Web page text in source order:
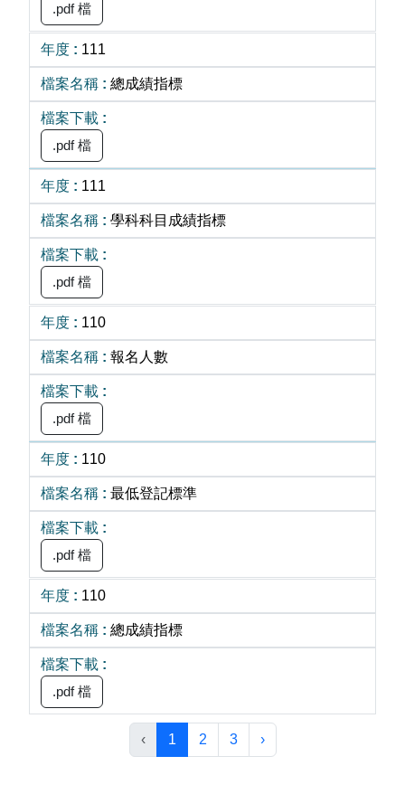
.pdf 檔
111
總成績指標
.pdf 檔
111
學科科目成績指標
.pdf 檔
110
報名人數
.pdf 檔
110
最低登記標準
.pdf 檔
110
總成績指標
.pdf 檔
‹ 1 2 3 ›